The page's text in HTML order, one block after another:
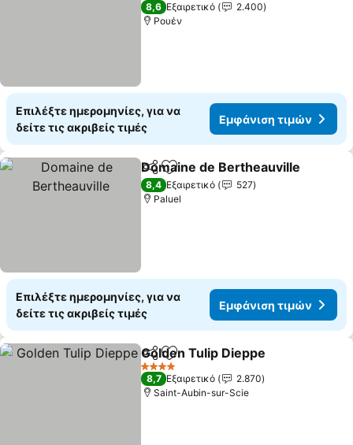
8,6 Εξαιρετικό
2.400
Ρουέν
Επιλέξτε ημερομηνίες, για να
δείτε τις ακριβείς τιμές
Εμφάνιση τιμών
Κοινοποίηση
Προσθήκη στα αγαπημένα
Domaine de Bertheauville
8,4 Εξαιρετικό
527
Paluel
Επιλέξτε ημερομηνίες, για να
δείτε τις ακριβείς τιμές
Εμφάνιση τιμών
Κοινοποίηση
Προσθήκη στα αγαπημένα
Golden Tulip Dieppe
4 Αστέρια
8,7 Εξαιρετικό
2.870
Saint-Aubin-sur-Scie